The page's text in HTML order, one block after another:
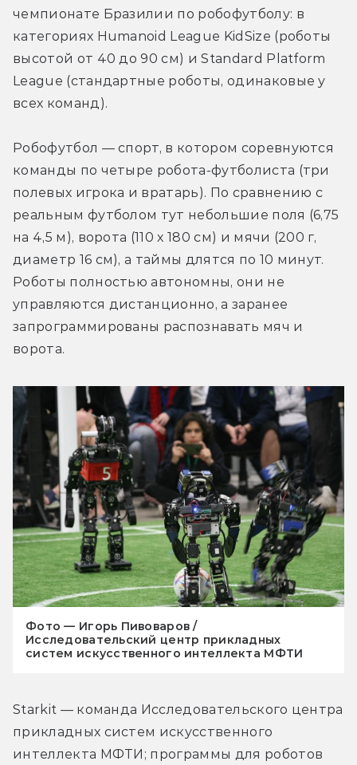
чемпионате Бразилии по робофутболу: в
категориях Humanoid League KidSize (роботы
высотой от 40 до 90 см) и Standard Platform
League (стандартные роботы, одинаковые у
всех команд).
Робофутбол — спорт, в котором соревнуются
команды по четыре робота-футболиста (три
полевых игрока и вратарь). По сравнению с
реальным футболом тут небольшие поля (6,75
на 4,5 м), ворота (110 х 180 см) и мячи (200 г,
диаметр 16 cм), а таймы длятся по 10 минут.
Роботы полностью автономны, они не
управляются дистанционно, а заранее
запрограммированы распознавать мяч и
ворота.
Фото — Игорь Пивоваров /
Исследовательский центр прикладных
систем искусственного интеллекта МФТИ
Starkit — команда Исследовательского центра
прикладных систем искусственного
интеллекта МФТИ; программы для роботов